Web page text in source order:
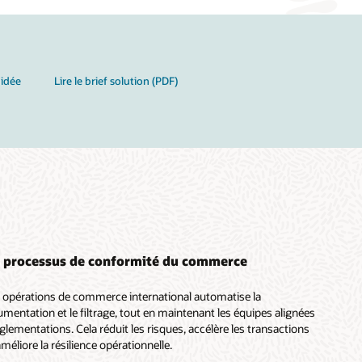
Lire le brief solution (PDF)
de conformité du commerce
de commerce international automatise la
et le filtrage, tout en maintenant les équipes alignées
Cela réduit les risques, accélère les transactions
la résilience opérationnelle.